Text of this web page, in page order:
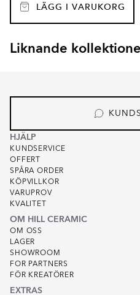
LÄGG I VARUKORG
Liknande
GARDEN STONE
HJÄLP
KUNDSERVICE
OFFERT
SPÅRA ORDER
KÖPVILLKOR
VARUPROV
KVALITET
OM HILL CERAMIC
OM OSS
LAGER
SHOWROOM
FOR PARTNERS
FÖR KREATÖRER
EXTRAS